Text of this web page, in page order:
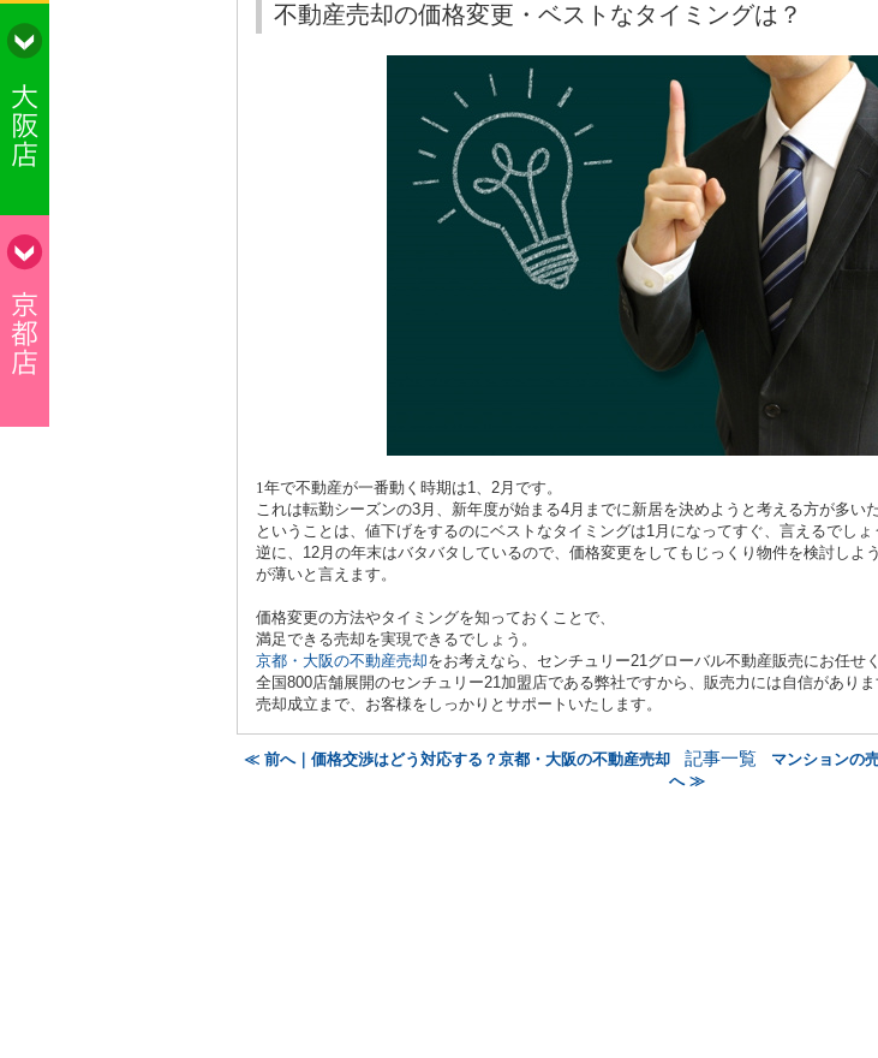
不動産売却の価格変更・ベストなタイミングは？
1年で不動産が一番動く時期は1、 2月です。
これは転勤シーズンの3月、新年度が始まる4月までに新居を決めようと考える方が多い
ということは、値下げをするのにベストなタイミングは1月になってすぐ、言えるでしょ
逆に、 12月の年末はバタバタしているので、価格変更をしてもじっくり物件を検討しよ
が薄いと言えます。
価格変更の方法やタイミングを知っておくことで、
満足できる売却を実現できるでしょう。
京都・大阪の不動産売却をお考えなら、センチュリー21グローバル不動産販売にお任せ
全国800店舗展開のセンチュリー21加盟店である弊社ですから、販売力には自信がありま
売却成立まで、お客様をしっかりとサポートいたします。
≪ 前へ｜価格交渉はどう対応する？京都・大阪の不動産売却 記事一覧
マンションの
へ ≫